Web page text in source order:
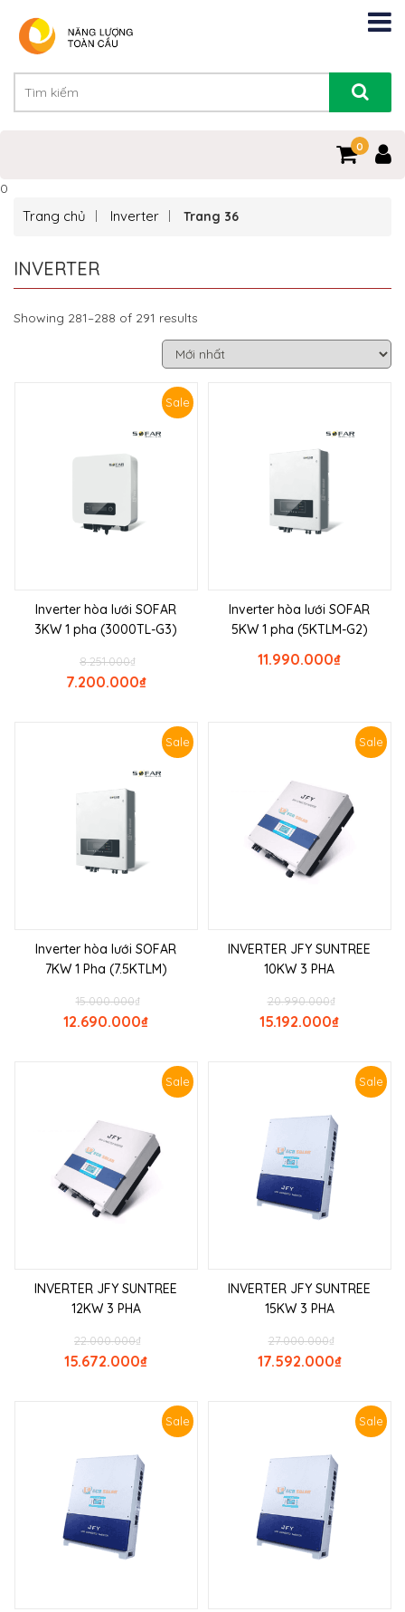
0
0
Trang chủ Inverter Trang 36
INVERTER
Showing 281–288 of 291 results
Sale
Inverter hòa lưới SOFAR
3KW 1 pha (3000TL-G3)
₫
8.251.000
₫
7.200.000
Inverter hòa lưới SOFAR
5KW 1 pha (5KTLM-G2)
₫
11.990.000
Sale
Inverter hòa lưới SOFAR
7KW 1 Pha (7.5KTLM)
₫
15.000.000
₫
12.690.000
Sale
INVERTER JFY SUNTREE
10KW 3 PHA
₫
20.990.000
₫
15.192.000
Sale
INVERTER JFY SUNTREE
12KW 3 PHA
₫
22.000.000
₫
15.672.000
Sale
INVERTER JFY SUNTREE
15KW 3 PHA
₫
27.000.000
₫
17.592.000
Sale Sale